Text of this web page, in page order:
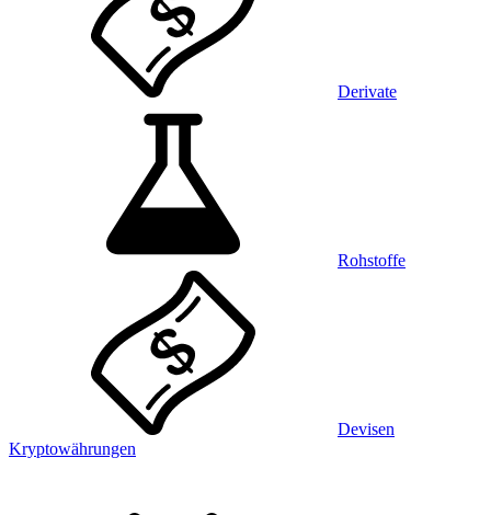
Derivate
Rohstoffe
Devisen
Kryptowährungen